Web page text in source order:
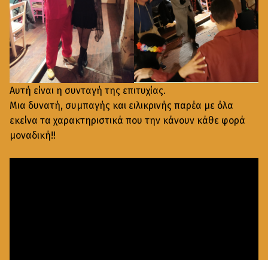
Αυτή είναι η συνταγή της επιτυχίας.
Μια δυνατή, συμπαγής και ειλικρινής παρέα με όλα
εκείνα τα χαρακτηριστικά που την κάνουν κάθε φορά
μοναδική!!